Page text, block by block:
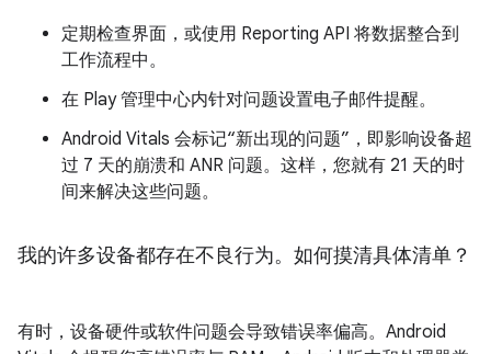
定期检查界面，或使用 Reporting API 将数据整合到
工作流程中。
在 Play 管理中心内针对问题设置电子邮件提醒。
Android Vitals 会标记“新出现的问题”，即影响设备超
过 7 天的崩溃和 ANR 问题。这样，您就有 21 天的时
间来解决这些问题。
我的许多设备都存在不良行为。如何摸清具体清单？
有时，设备硬件或软件问题会导致错误率偏高。Android